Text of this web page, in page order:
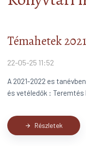
Témahetek
22-05-25 11:52
A 2021-2022 es
és vetéledők : Teremtés
arrow_forward Részletek